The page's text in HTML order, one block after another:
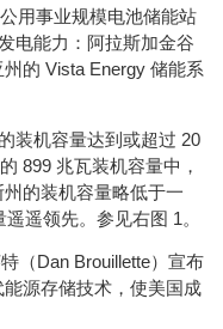
用事业规模电池储能站
电能力：阿拉斯加金谷
的 Vista Energy 储能系
装机容量达到或超过 20
899 兆瓦装机容量中，
的装机容量略低于一
遥领先。参见右图 1。
（Dan Brouillette）宣布
源存储技术，使美国成